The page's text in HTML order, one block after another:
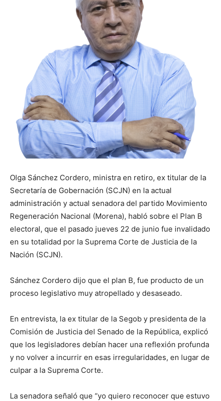
Olga Sánchez Cordero, ministra en retiro, ex titular de la
Secretaría de Gobernación (SCJN) en la actual
administración y actual senadora del partido Movimiento
Regeneración Nacional (Morena), habló sobre el Plan B
electoral, que el pasado jueves 22 de junio fue invalidado
en su totalidad por la Suprema Corte de Justicia de la
Nación (SCJN).
Sánchez Cordero dijo que el plan B, fue producto de un
proceso legislativo muy atropellado y desaseado.
En entrevista, la ex titular de la Segob y presidenta de la
Comisión de Justicia del Senado de la República, explicó
que los legisladores debían hacer una reflexión profunda
y no volver a incurrir en esas irregularidades, en lugar de
culpar a la Suprema Corte.
La senadora señaló que “yo quiero reconocer que estuvo